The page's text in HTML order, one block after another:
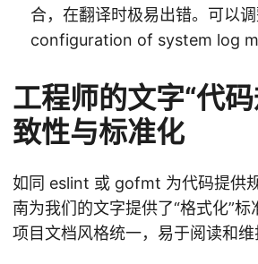
合，在翻译时极易出错。可以
configuration of system log
工程师的文字“代
致性与标准化
如同 eslint 或 gofmt 为代码提供
南为我们的文字提供了“格式化”
项目文档风格统一，易于阅读和维